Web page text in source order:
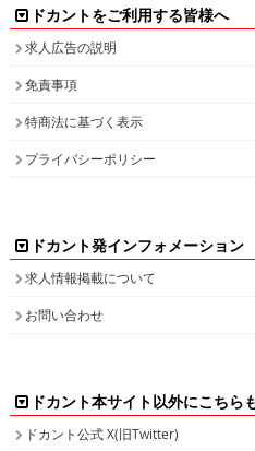
ドカントをご利用する皆様へ
求人広告の説明
免責事項
特商法に基づく表示
プライバシーポリシー
ドカント発インフォメーション
求人情報掲載について
お問い合わせ
ドカント本サイト以外にこちら
ドカント公式 X(旧Twitter)